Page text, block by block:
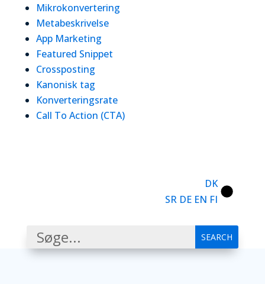
Mikrokonvertering
Metabeskrivelse
App Marketing
Featured Snippet
Crossposting
Kanonisk tag
Konverteringsrate
Call To Action (CTA)
DK
SR DE EN FI